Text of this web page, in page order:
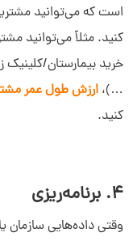
است که می‌توانید
کنید. مثلاً می‌توانید
خرید بیمارستان/کلینیک
…)، ارزش طول عمر
کنید.
4. برنامه‌ریزی
وقتی داده‌هایی سازمان